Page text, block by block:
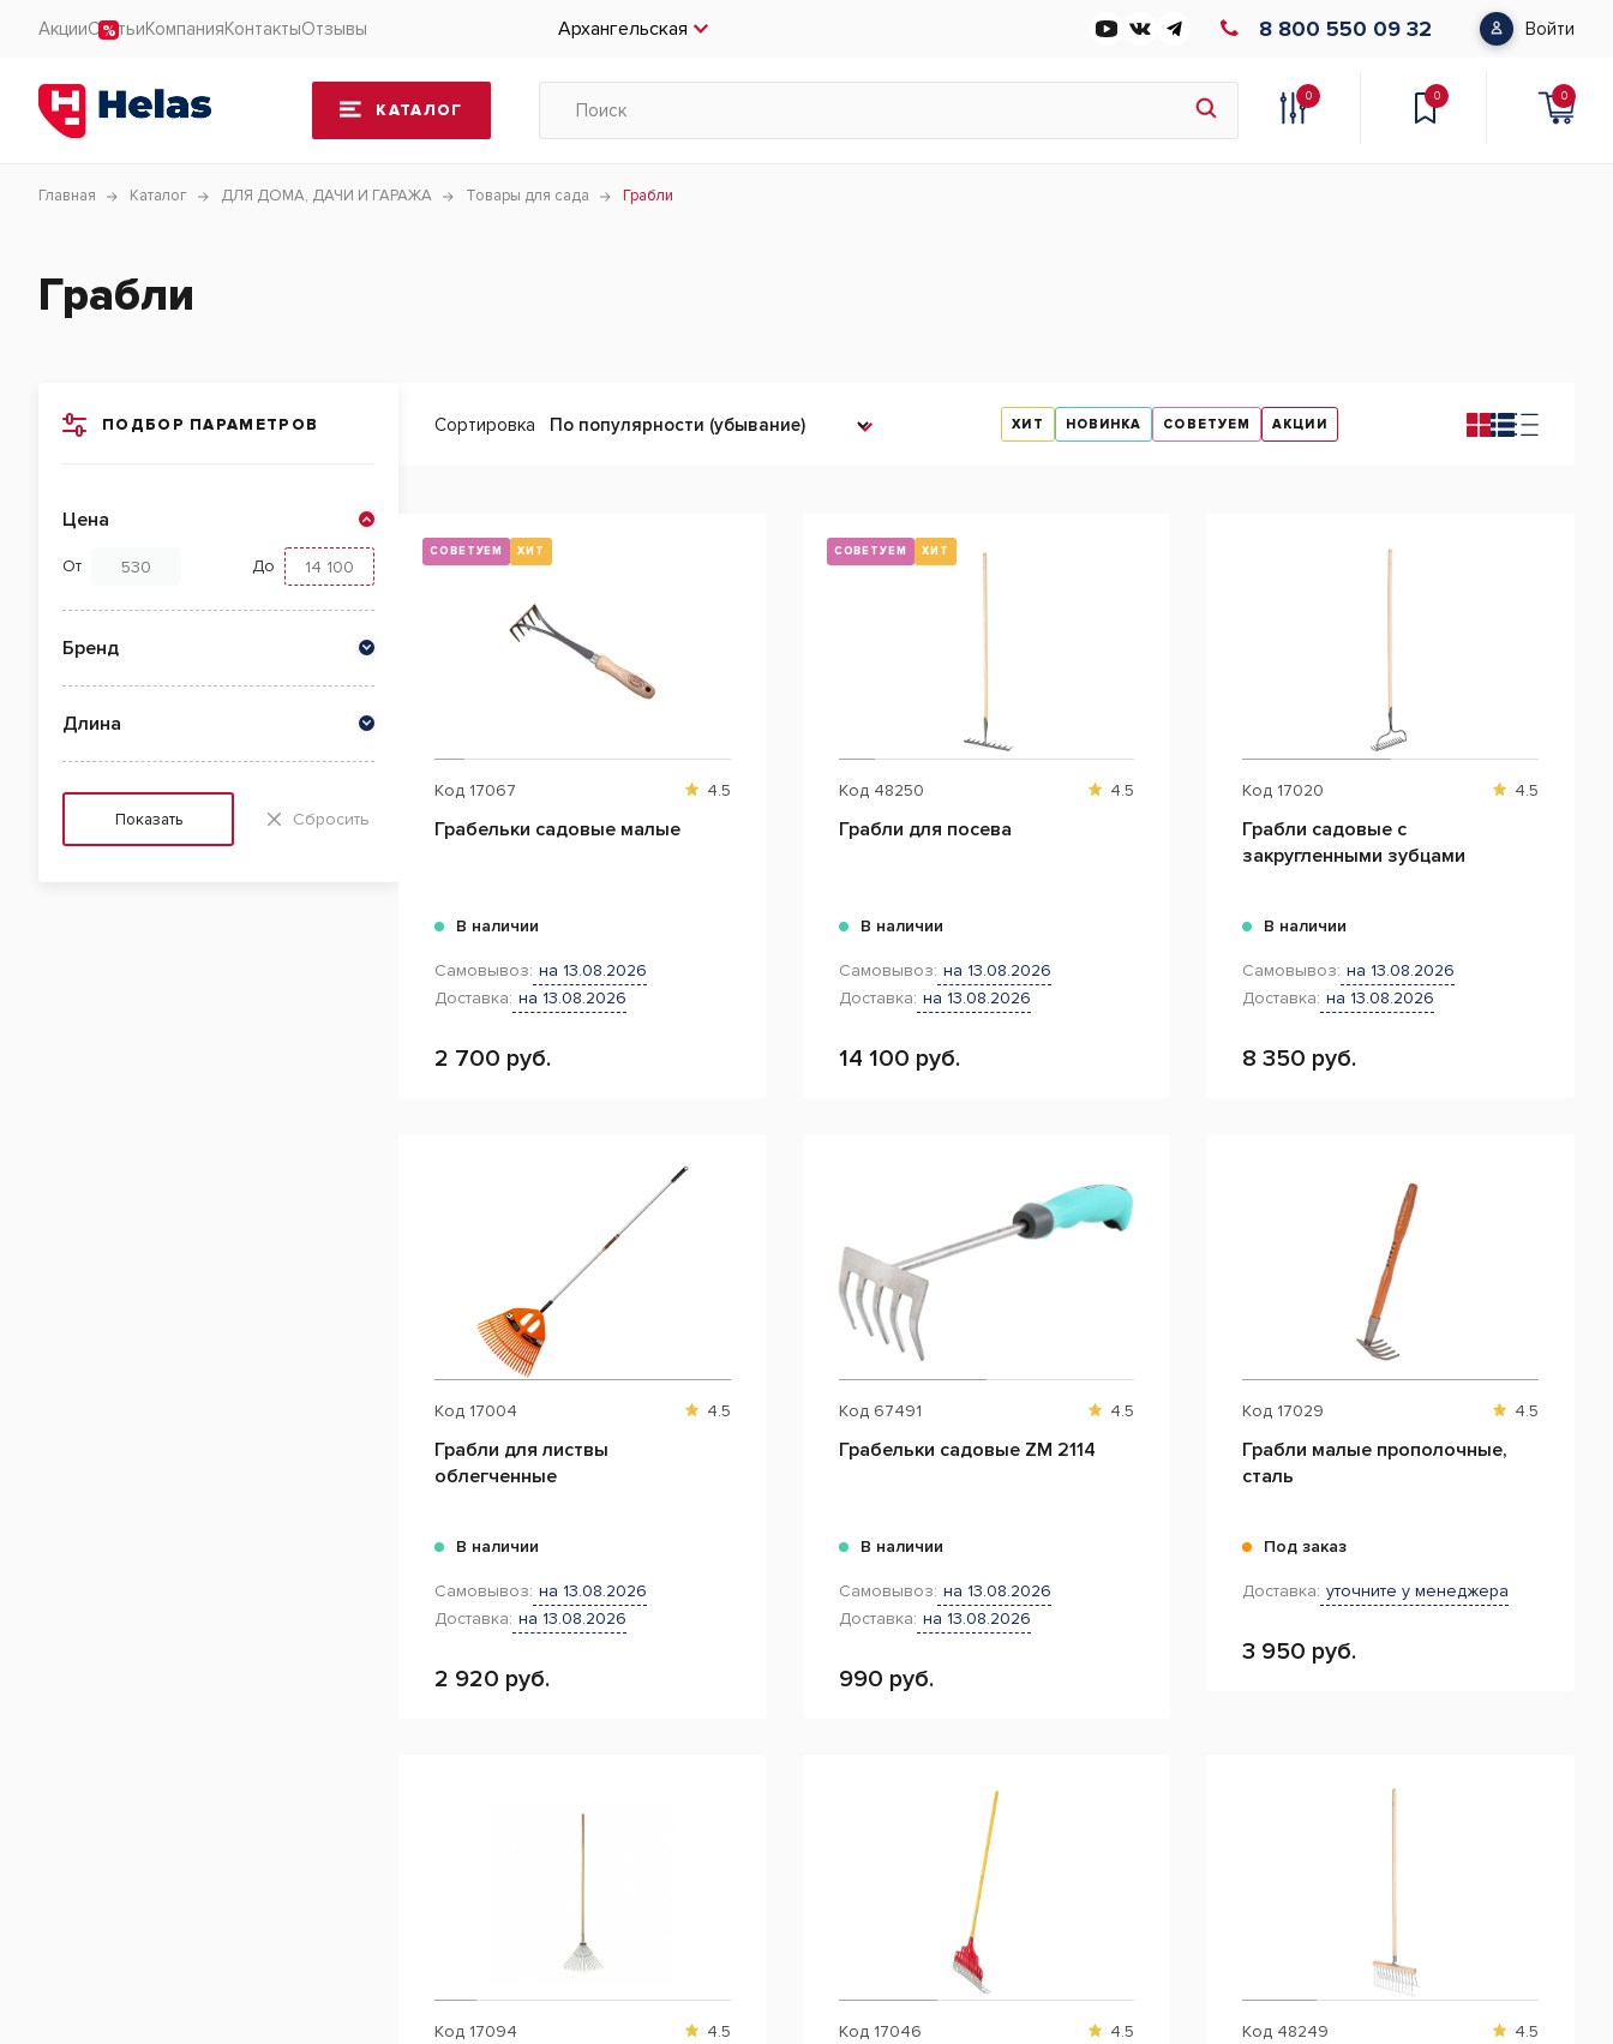
АкцииСтатьиКомпанияКонтактыОтзывы Архангельская 8 800 550 09 32 Войти
КАТАЛОГ
0 0 0
Главная Каталог ДЛЯ ДОМА, ДАЧИ И ГАРАЖА Товары для сада Грабли
Грабли
ПОДБОР ПАРАМЕТРОВ
Цена
От До
Бренд
Длина
Показать Сбросить
Сортировка ХИТ НОВИНКА СОВЕТУЕМ АКЦИИ
СОВЕТУЕМ ХИТ
Код 17067 4.5
Грабельки садовые малые
В наличии
Самовывоз: на 13.08.2026
Доставка: на 13.08.2026
2 700 руб.
СОВЕТУЕМ ХИТ
Код 48250 4.5
Грабли для посева
В наличии
Самовывоз: на 13.08.2026
Доставка: на 13.08.2026
14 100 руб.
Код 17020 4.5
Грабли садовые с
закругленными зубцами
В наличии
Самовывоз: на 13.08.2026
Доставка: на 13.08.2026
8 350 руб.
Код 17004 4.5
Грабли для листвы
облегченные
В наличии
Самовывоз: на 13.08.2026
Доставка: на 13.08.2026
2 920 руб.
Код 67491 4.5
Грабельки садовые ZM 2114
В наличии
Самовывоз: на 13.08.2026
Доставка: на 13.08.2026
990 руб.
Код 17029 4.5
Грабли малые прополочные,
сталь
Под заказ
Доставка: уточните у менеджера
3 950 руб.
Код 17094 4.5 Код 17046 4.5 Код 48249 4.5